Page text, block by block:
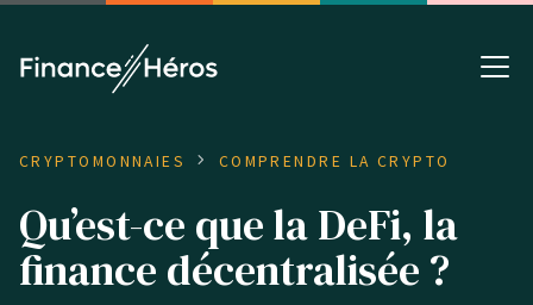
CRYPTOMONNAIES COMPRENDRE LA CRYPTO
Qu’est-ce que la DeFi, la
finance décentralisée ?